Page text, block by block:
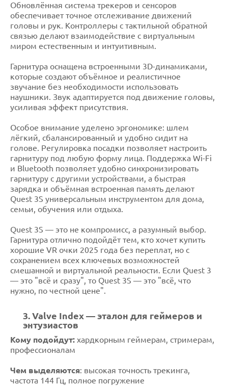
Обновлённая система трекеров и сенсоров
обеспечивает точное отслеживание движений
головы и рук. Контроллеры с тактильной обратной
связью делают взаимодействие с виртуальным
миром естественным и интуитивным.
Гарнитура оснащена встроенными 3D-динамиками,
которые создают объёмное и реалистичное
звучание без необходимости использовать
наушники. Звук адаптируется под движение головы,
усиливая эффект присутствия.
Особое внимание уделено эргономике: шлем
лёгкий, сбалансированный и удобно сидит на
голове. Регулировка посадки позволяет настроить
гарнитуру под любую форму лица. Поддержка Wi-Fi
и Bluetooth позволяет удобно синхронизировать
гарнитуру с другими устройствами, а быстрая
зарядка и объёмная встроенная память делают
Quest 3S универсальным инструментом для дома,
семьи, обучения или отдыха.
Quest 3S — это не компромисс, а разумный выбор.
Гарнитура отлично подойдёт тем, кто хочет купить
хорошие VR очки 2025 года без переплат, но с
сохранением всех ключевых возможностей
смешанной и виртуальной реальности. Если Quest 3
— это "всё и сразу", то Quest 3S — это "всё, что
нужно, по честной цене".
3. Valve Index — эталон для геймеров и
энтузиастов
Кому подойдут: хардкорным геймерам, стримерам,
профессионалам
Чем выделяются: высокая точность трекинга,
частота 144 Гц, полное погружение